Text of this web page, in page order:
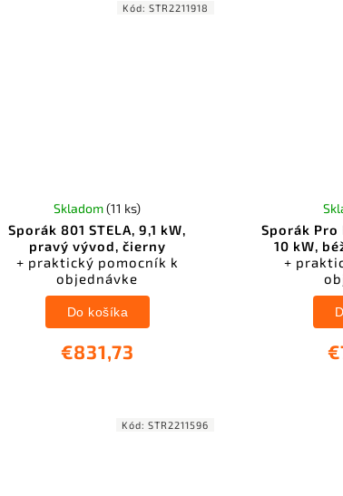
Sporák 801 STELA, 9,1 kW,
pravý vývod, čierny
+ praktický pomocník k
objednávke
Skladom(11 ks)
€831,73
Do košíka
Kód:STR2211918
Sporák Pro
10 kW,
+
Kód:STR2211596